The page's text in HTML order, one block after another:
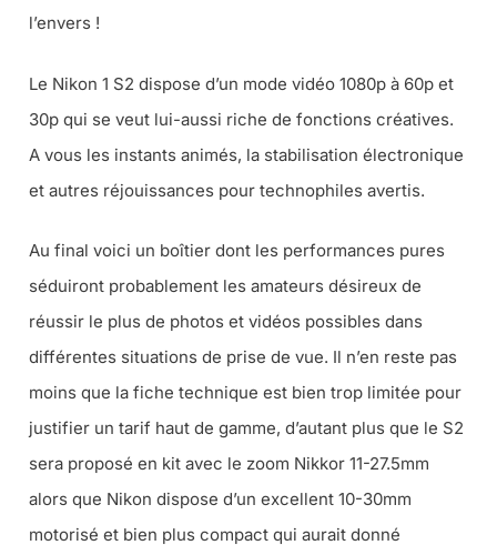
l’envers !
Le Nikon 1 S2 dispose d’un mode vidéo 1080p à 60p et
30p qui se veut lui-aussi riche de fonctions créatives.
A vous les instants animés, la stabilisation électronique
et autres réjouissances pour technophiles avertis.
Au final voici un boîtier dont les performances pures
séduiront probablement les amateurs désireux de
réussir le plus de photos et vidéos possibles dans
différentes situations de prise de vue. Il n’en reste pas
moins que la fiche technique est bien trop limitée pour
justifier un tarif haut de gamme, d’autant plus que le S2
sera proposé en kit avec le zoom Nikkor 11-27.5mm
alors que Nikon dispose d’un excellent 10-30mm
motorisé et bien plus compact qui aurait donné